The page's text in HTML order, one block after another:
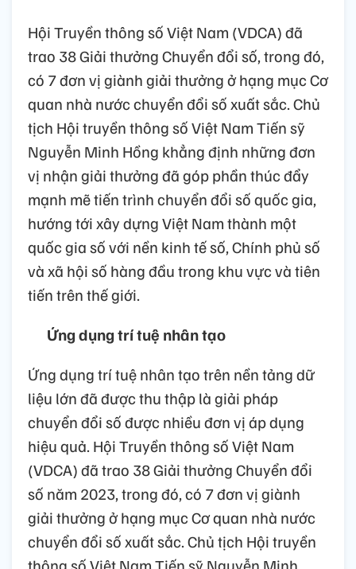
Hội Truyền thông số Việt Nam (VDCA) đã
trao 38 Giải thưởng Chuyển đổi số, trong đó,
có 7 đơn vị giành giải thưởng ở hạng mục Cơ
quan nhà nước chuyển đổi số xuất sắc. Chủ
tịch Hội truyền thông số Việt Nam Tiến sỹ
Nguyễn Minh Hồng khẳng định những đơn
vị nhận giải thưởng đã góp phần thúc đẩy
mạnh mẽ tiến trình chuyển đổi số quốc gia,
hướng tới xây dựng Việt Nam thành một
quốc gia số với nền kinh tế số, Chính phủ số
và xã hội số hàng đầu trong khu vực và tiên
tiến trên thế giới.
Ứng dụng trí tuệ nhân tạo
Ứng dụng trí tuệ nhân tạo trên nền tảng dữ
liệu lớn đã được thu thập là giải pháp
chuyển đổi số được nhiều đơn vị áp dụng
hiệu quả. Hội Truyền thông số Việt Nam
(VDCA) đã trao 38 Giải thưởng Chuyển đổi
số năm 2023, trong đó, có 7 đơn vị giành
giải thưởng ở hạng mục Cơ quan nhà nước
chuyển đổi số xuất sắc. Chủ tịch Hội truyền